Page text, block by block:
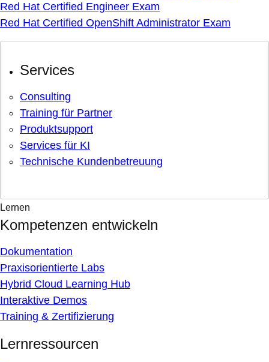
Red Hat Certified Engineer Exam
Red Hat Certified OpenShift Administrator Exam
Services
Consulting
Training für Partner
Produktsupport
Services für KI
Technische Kundenbetreuung
Lernen
Kompetenzen entwickeln
Dokumentation
Praxisorientierte Labs
Hybrid Cloud Learning Hub
Interaktive Demos
Training & Zertifizierung
Lernressourcen